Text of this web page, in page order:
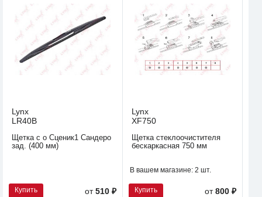
Lynx
LR40B
Щетка с о Сценик1 Сандеро
зад. (400 мм)
Купить от510 ₽
Lynx
XF750
Щетка стеклоочистителя
бескаркасная 750 мм
В вашем магазине: 2 шт.
Купить от800 ₽